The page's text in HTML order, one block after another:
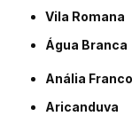
Vila Romana
Água Branca
Anália Franco
Aricanduva